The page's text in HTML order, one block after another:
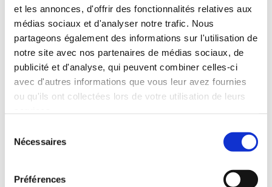
et les annonces, d'offrir des fonctionnalités relatives aux
médias sociaux et d'analyser notre trafic. Nous
partageons également des informations sur l'utilisation de
notre site avec nos partenaires de médias sociaux, de
publicité et d'analyse, qui peuvent combiner celles-ci
avec d'autres informations que vous leur avez fournies
ou qu'ils ont collectées lors de votre utilisation de leurs
Nécessaires
Préférences
parvenir9@gmail.com
Contactez-nous
Nom et Prénom